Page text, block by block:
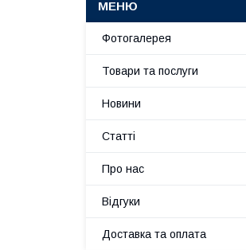
Фотогалерея
Товари та послуги
Новини
Статті
Про нас
Відгуки
Доставка та оплата